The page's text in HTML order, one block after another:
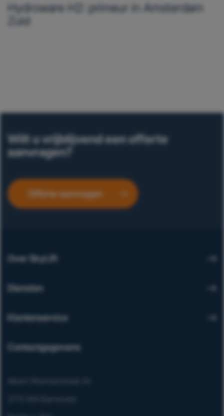
Hydroware H2: primeur in Amsterdam
Zuid
Wilt u vrijblijvend een offerte
aanvragen?
Offerte aanvragen
Over SkyLift
Diensten
Klantenservice
Contactgegevens